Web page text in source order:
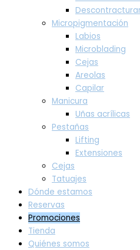
Micropigmentación
Labios
Microblading
Cejas
Areolas
Capilar
Manicura
Uñas acrílicas
Pestañas
Lifting
Extensiones
Cejas
Tatuajes
Dónde estamos
Reservas
Promociones
Tienda
Quiénes somos